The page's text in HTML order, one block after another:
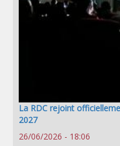
La RDC rejoint
2027
26/06/2026 - 18:06